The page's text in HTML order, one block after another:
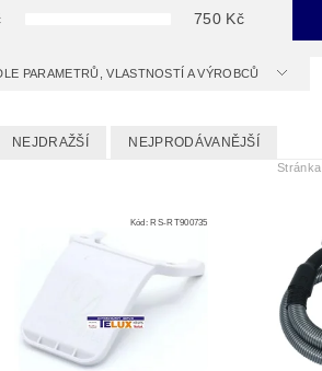
750Kč
PARAMETRŮ, VLASTNOSTÍ A VÝROBCŮ
NEJDRAŽŠÍ NEJPRODÁVANĚJŠÍ
Stránka
Kód:RS-RT900735